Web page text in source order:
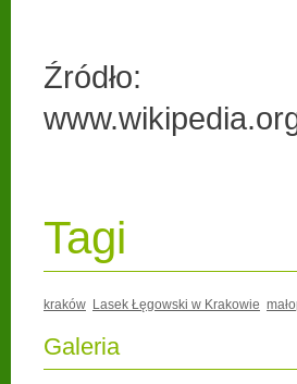
Źródło:
Tagi
kraków Lasek Łęgowski w Krakowie
Galeria